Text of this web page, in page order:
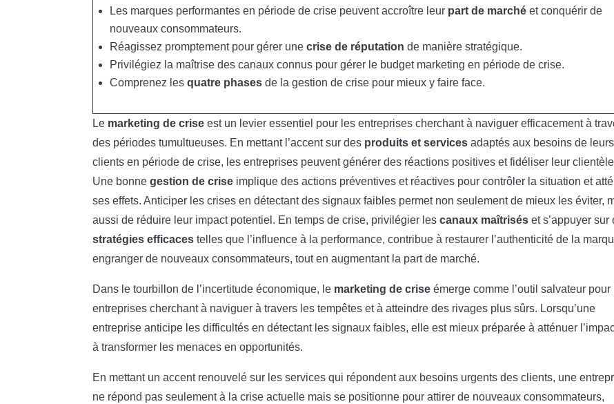
Les marques performantes en période de crise peuvent accroître leur part de marché et conquérir de
nouveaux consommateurs.
Réagissez promptement pour gérer unecrise de réputation de manière stratégique.
Privilégiez la maîtrise des canaux connus pour gérer le budget marketing en période de crise.
Comprenez lesquatre phases de la gestion de crise pour mieux y faire face.
Le marketing de crise est un levier essentiel pour les entreprises cherchant à naviguer efficacement à
des périodes tumultueuses. En mettant l’accent sur des produits et services adaptés aux besoins de leurs
clients en période de crise, les entreprises peuvent générer des réactions positives et fidéliser leur
Une bonnegestion de crise implique des actions préventives et réactives pour contrôler la situation et
ses effets. Anticiper les crises en détectant des signaux faibles permet non seulement de mieux les éviter,
aussi de réduire leur impact potentiel. En temps de crise, privilégier lescanaux maîtrisés et s’appuyer sur
stratégies efficaces telles que l’influence à la performance, contribue à restaurer l’authenticité de la
engranger de nouveaux consommateurs, tout en augmentant la part de marché.
Dans le tourbillon de l’incertitude économique, le marketing de crise émerge comme l’outil salvateur pour
entreprises cherchant à naviguer à travers les tempêtes et à atteindre des rivages plus sûrs. Lorsqu’une
entreprise anticipe les difficultés en détectant les signaux faibles, elle est mieux préparée à atténuer
à transformer les menaces en opportunités.
En mettant un accent renouvelé sur les services qui répondent aux besoins urgents des clients, une
ne répond pas seulement à la crise actuelle mais se positionne pour attirer de nouveaux consommateurs,